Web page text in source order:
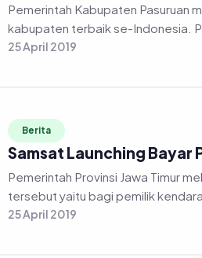
Pemerintah Kabupaten Pasuruan
kabupaten terbaik se-Indonesia.
25 April 2019
Berita
Samsat Launching Bayar
Pemerintah Provinsi Jawa Timur
tersebut yaitu bagi pemilik
25 April 2019